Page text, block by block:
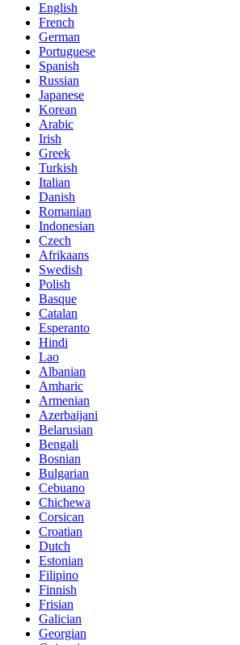
English
French
German
Portuguese
Spanish
Russian
Japanese
Korean
Arabic
Irish
Greek
Turkish
Italian
Danish
Romanian
Indonesian
Czech
Afrikaans
Swedish
Polish
Basque
Catalan
Esperanto
Hindi
Lao
Albanian
Amharic
Armenian
Azerbaijani
Belarusian
Bengali
Bosnian
Bulgarian
Cebuano
Chichewa
Corsican
Croatian
Dutch
Estonian
Filipino
Finnish
Frisian
Galician
Georgian